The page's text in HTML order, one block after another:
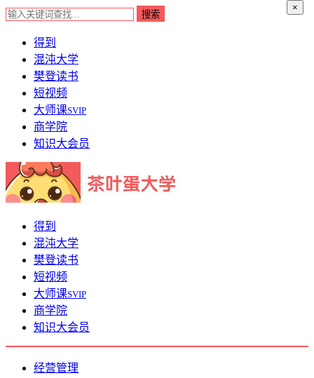
×
得到
混沌大学
樊登读书
短视频
大师课SVIP
商学院
知识大会员
得到
混沌大学
樊登读书
短视频
大师课SVIP
商学院
知识大会员
经营管理